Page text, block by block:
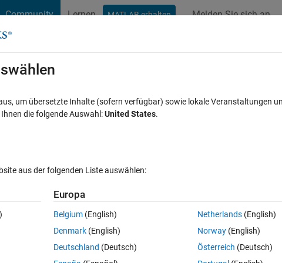
Community Lernen MATLAB erhalten Melden Sie sich an
Cody
Durchsuchen
rigid body inertia
0
and I've seen using inertia sensor there's chance to select a local group
um übersetzte Inhalte (sofern verfügbar) sowie lokale Veranstaltungen
die folgende Auswahl:United States.
aus der folgenden Liste auswählen:
Europa
Belgium (English)
Denmark (English)
Deutschland (Deutsch)
Netherlands(English)
Norway(English)
Österreich (Deutsch)